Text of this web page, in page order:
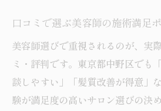
口コミで選ぶ美容師の施術満足
美容師選びで重視されるのが、実
ミ・評判です。東京都中野区でも
談しやすい」「髪質改善が得意」
験が満足度の高いサロン選びの決